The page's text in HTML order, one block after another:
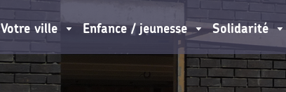
Votre ville Enfance / jeunesse Solidarité